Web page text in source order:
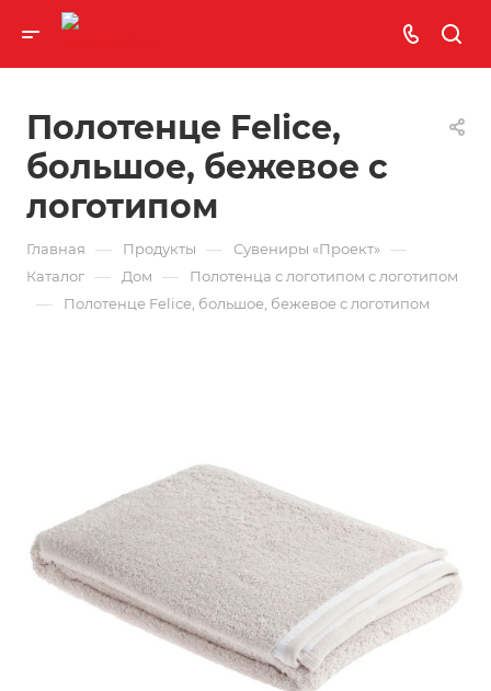
Полотенце Felice,
большое, бежевое с
логотипом
Главная — Продукты — Сувениры «Проект» —
Каталог — Дом — Полотенца с логотипом с логотипом
— Полотенце Felice, большое, бежевое с логотипом